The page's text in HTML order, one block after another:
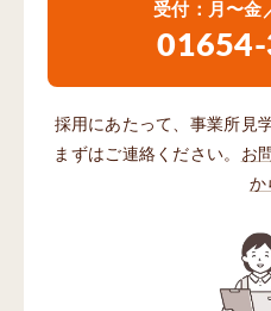
受付：月〜金
採用にあたって、事業所見
まずはご連絡ください。
お
か